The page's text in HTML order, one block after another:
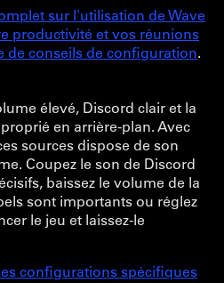
sur l'utilisation de Wave
productivité et vos réunions
de conseils de configuration.
élevé, Discord clair et la
en arrière-plan. Avec
sources dispose de son
Coupez le son de Discord
baissez le volume de la
sont importants ou réglez
le jeu et laissez-le
configurations spécifiques